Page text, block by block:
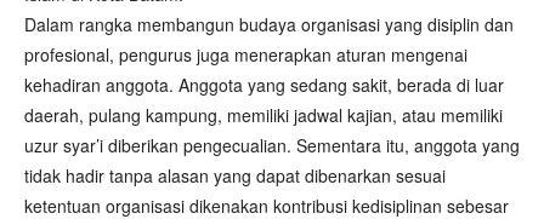
Dalam rangka membangun budaya organisasi yang disiplin dan
profesional, pengurus juga menerapkan aturan mengenai
kehadiran anggota. Anggota yang sedang sakit, berada di luar
daerah, pulang kampung, memiliki jadwal kajian, atau memiliki
uzur syar’i diberikan pengecualian. Sementara itu, anggota yang
tidak hadir tanpa alasan yang dapat dibenarkan sesuai
ketentuan organisasi dikenakan kontribusi kedisiplinan sebesar